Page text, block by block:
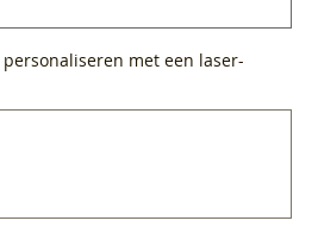
met een laser-